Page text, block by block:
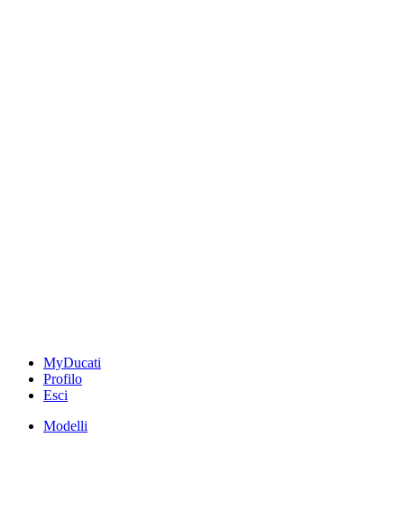
MyDucati
Profilo
Esci
Modelli